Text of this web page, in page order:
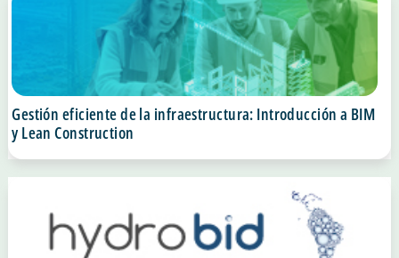
Gestión eficiente de la infraestructura: Introducción a BIM
y Lean Construction